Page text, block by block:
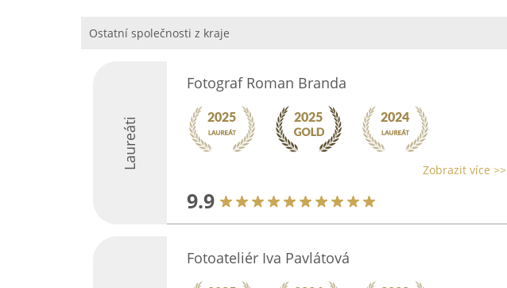
Ostatní společnosti z kraje
Laureáti
Fotograf Roman Branda
Zobrazit více >>
9.9
Fotoateliér Iva Pavlátová